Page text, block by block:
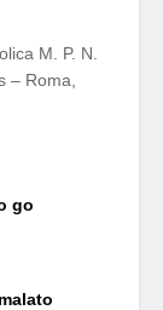
M. P. N.
– Roma,
go